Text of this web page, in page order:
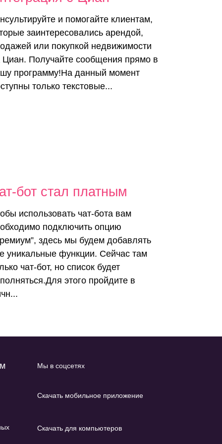
и помогайте клиентам,
заинтересовались арендой,
или покупкой недвижимости
Циан. Получайте сообщения прямо в
программу!На данный момент
только текстовые...
бот стал платным
использовать чат-бота вам
подключить опцию
здесь мы будем добавлять
уникальные функции. Сейчас там
чат-бот, но список будет
этого пройдите в
Мы в соцсетях
Скачать мобильное приложение
Скачать для компьютеров